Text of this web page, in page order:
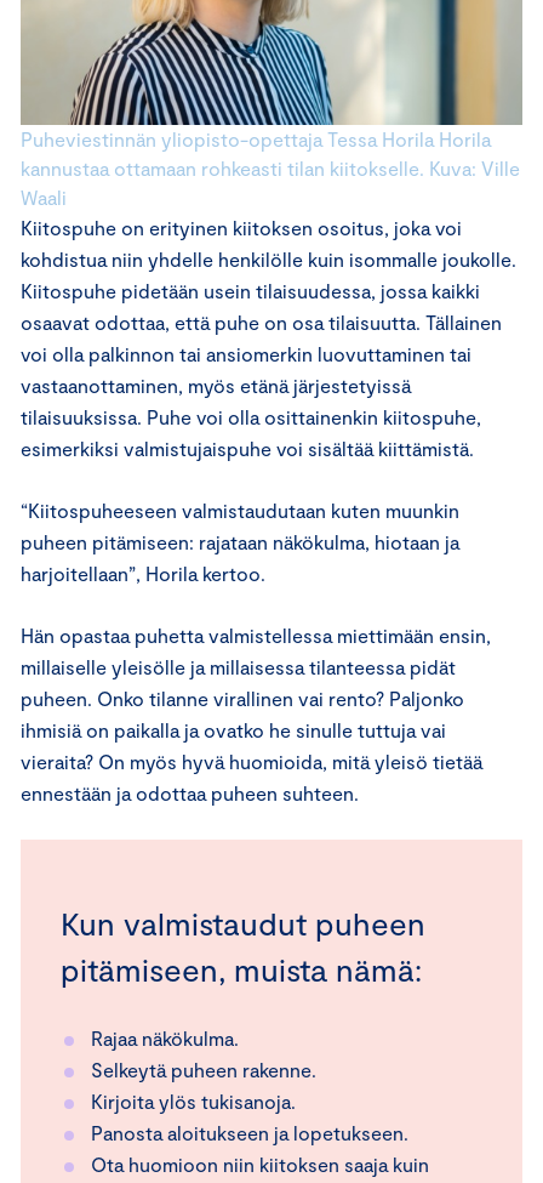
Puheviestinnän yliopisto-opettaja Tessa Horila Horila
kannustaa ottamaan rohkeasti tilan kiitokselle. Kuva: Ville
Waali
Kiitospuhe on erityinen kiitoksen osoitus, joka voi
kohdistua niin yhdelle henkilölle kuin isommalle joukolle.
Kiitospuhe pidetään usein tilaisuudessa, jossa kaikki
osaavat odottaa, että puhe on osa tilaisuutta. Tällainen
voi olla palkinnon tai ansiomerkin luovuttaminen tai
vastaanottaminen, myös etänä järjestetyissä
tilaisuuksissa. Puhe voi olla osittainenkin kiitospuhe,
esimerkiksi valmistujaispuhe voi sisältää kiittämistä.
“Kiitospuheeseen valmistaudutaan kuten muunkin
puheen pitämiseen: rajataan näkökulma, hiotaan ja
harjoitellaan”, Horila kertoo.
Hän opastaa puhetta valmistellessa miettimään ensin,
millaiselle yleisölle ja millaisessa tilanteessa pidät
puheen. Onko tilanne virallinen vai rento? Paljonko
ihmisiä on paikalla ja ovatko he sinulle tuttuja vai
vieraita? On myös hyvä huomioida, mitä yleisö tietää
ennestään ja odottaa puheen suhteen.
Kun valmistaudut puheen
pitämiseen, muista nämä:
Rajaa näkökulma.
Selkeytä puheen rakenne.
Kirjoita ylös tukisanoja.
Panosta aloitukseen ja lopetukseen.
Ota huomioon niin kiitoksen saaja kuin